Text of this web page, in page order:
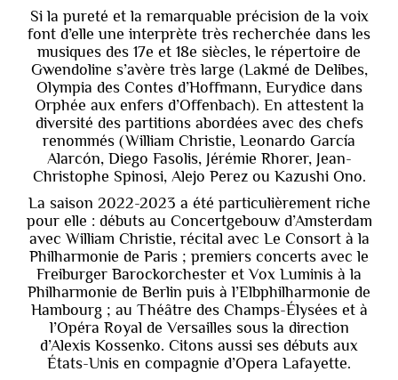
Si la pureté et la remarquable précision de la voix
font d’elle une interprète très recherchée dans les
musiques des 17e et 18e siècles, le répertoire de
Gwendoline s’avère très large (Lakmé de Delibes,
Olympia des Contes d’Hoffmann, Eurydice dans
Orphée aux enfers d’Offenbach). En attestent la
diversité des partitions abordées avec des chefs
renommés (William Christie, Leonardo García
Alarcón, Diego Fasolis, Jérémie Rhorer, Jean-
Christophe Spinosi, Alejo Perez ou Kazushi Ono.
La saison 2022-2023 a été particulièrement riche
pour elle : débuts au Concertgebouw d’Amsterdam
avec William Christie, récital avec Le Consort à la
Philharmonie de Paris ; premiers concerts avec le
Freiburger Barockorchester et Vox Luminis à la
Philharmonie de Berlin puis à l’Elbphilharmonie de
Hambourg ; au Théâtre des Champs-Élysées et à
l’Opéra Royal de Versailles sous la direction
d’Alexis Kossenko. Citons aussi ses débuts aux
États-Unis en compagnie d’Opera Lafayette.